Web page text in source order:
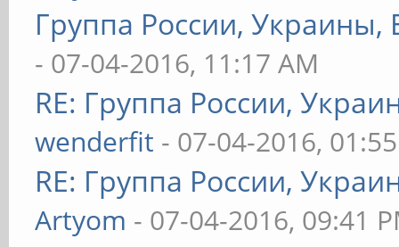
Группа России, Украины,
- 07-04-2016, 11:17 AM
RE: Группа России,
wenderfit - 07-04-2016,
RE: Группа России,
Artyom - 07-04-2016, 09:41